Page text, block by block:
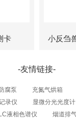
卡
-友情链接-
防腐泵 充氮气烘箱
录仪 显微分光光度计
液相色谱仪
烟道排